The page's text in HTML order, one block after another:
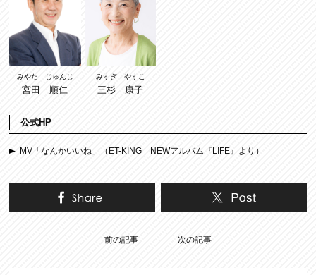
みやた じゅんじ
宮田 順仁
みすぎ やすこ
三杉 康子
公式HP
MV「なんかいいね」（ET-KING NEWアルバム『LIFE』より）
前の記事 次の記事